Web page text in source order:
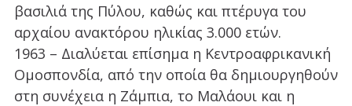
βασιλιά της Πύλου, καθώς και πτέρυγα του
αρχαίου ανακτόρου ηλικίας 3.000 ετών.
1963 – Διαλύεται επίσημα η Κεντροαφρικανική
Ομοσπονδία, από την οποία θα δημιουργηθούν
στη συνέχεια η Ζάμπια, το Μαλάουι και η